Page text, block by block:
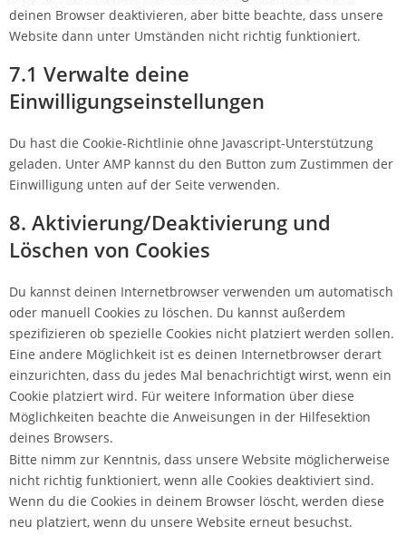
deinen Browser deaktivieren, aber bitte beachte, dass unsere
Website dann unter Umständen nicht richtig funktioniert.
7.1 Verwalte deine
Einwilligungseinstellungen
Du hast die Cookie-Richtlinie ohne Javascript-Unterstützung
geladen. Unter AMP kannst du den Button zum Zustimmen der
Einwilligung unten auf der Seite verwenden.
8. Aktivierung/Deaktivierung und
Löschen von Cookies
Du kannst deinen Internetbrowser verwenden um automatisch
oder manuell Cookies zu löschen. Du kannst außerdem
spezifizieren ob spezielle Cookies nicht platziert werden sollen.
Eine andere Möglichkeit ist es deinen Internetbrowser derart
einzurichten, dass du jedes Mal benachrichtigt wirst, wenn ein
Cookie platziert wird. Für weitere Information über diese
Möglichkeiten beachte die Anweisungen in der Hilfesektion
deines Browsers.
Bitte nimm zur Kenntnis, dass unsere Website möglicherweise
nicht richtig funktioniert, wenn alle Cookies deaktiviert sind.
Wenn du die Cookies in deinem Browser löscht, werden diese
neu platziert, wenn du unsere Website erneut besuchst.